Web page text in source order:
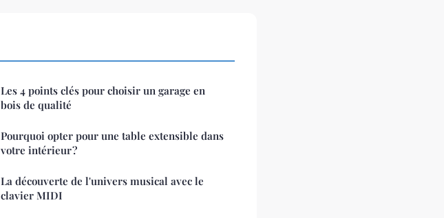
Les 4 points clés pour choisir un garage en
bois de qualité
Pourquoi opter pour une table extensible dans
votre intérieur ?
La découverte de l'univers musical avec le
clavier MIDI